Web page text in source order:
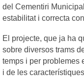
del Cementiri
estabilitat i correcta
El projecte, que ja ha
sobre diversos trams
temps i per problemes
i de les